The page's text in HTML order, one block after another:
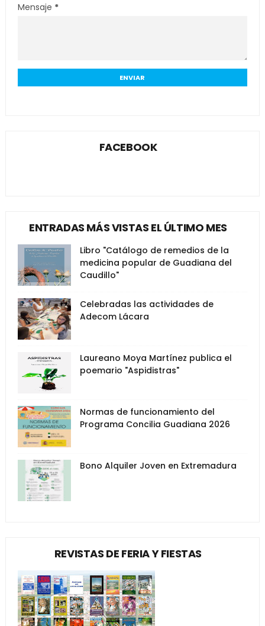
Mensaje *
FACEBOOK
ENTRADAS MÁS VISTAS EL ÚLTIMO MES
Libro "Catálogo de remedios de la
medicina popular de Guadiana del
Caudillo"
Celebradas las actividades de
Adecom Lácara
Laureano Moya Martínez publica el
poemario "Aspidistras"
Normas de funcionamiento del
Programa Concilia Guadiana 2026
Bono Alquiler Joven en Extremadura
REVISTAS DE FERIA Y FIESTAS